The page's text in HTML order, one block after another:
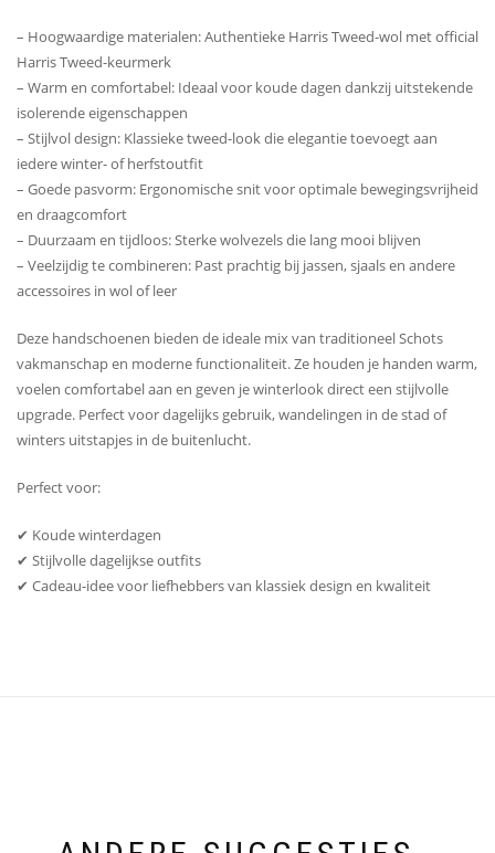
– Hoogwaardige materialen: Authentieke Harris Tweed-wol met official
Harris Tweed-keurmerk
– Warm en comfortabel: Ideaal voor koude dagen dankzij uitstekende
isolerende eigenschappen
– Stijlvol design: Klassieke tweed-look die elegantie toevoegt aan
iedere winter- of herfstoutfit
– Goede pasvorm: Ergonomische snit voor optimale bewegingsvrijheid
en draagcomfort
– Duurzaam en tijdloos: Sterke wolvezels die lang mooi blijven
– Veelzijdig te combineren: Past prachtig bij jassen, sjaals en andere
accessoires in wol of leer
Deze handschoenen bieden de ideale mix van traditioneel Schots
vakmanschap en moderne functionaliteit. Ze houden je handen warm,
voelen comfortabel aan en geven je winterlook direct een stijlvolle
upgrade. Perfect voor dagelijks gebruik, wandelingen in de stad of
winters uitstapjes in de buitenlucht.
Perfect voor:
✔ Koude winterdagen
✔ Stijlvolle dagelijkse outfits
✔ Cadeau-idee voor liefhebbers van klassiek design en kwaliteit